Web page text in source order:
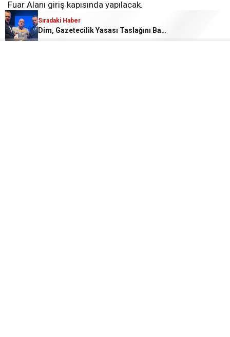
Sıradaki Haber
Dim, Gazetecilik Yasası Taslağını Bakan Gürlek’e Sundu
Fuar Alanı giriş kapısında yapılacak.
“BU SADECE ÇEVRE DEĞİL, YAŞAM MESELESİ”